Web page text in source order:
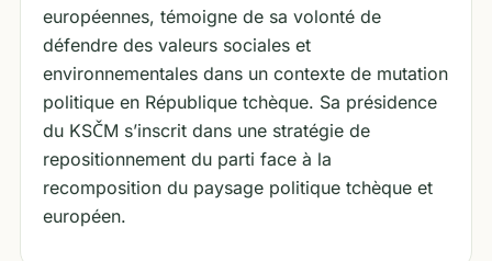
européennes, témoigne de sa volonté de
défendre des valeurs sociales et
environnementales dans un contexte de mutation
politique en République tchèque. Sa présidence
du KSČM s’inscrit dans une stratégie de
repositionnement du parti face à la
recomposition du paysage politique tchèque et
européen.